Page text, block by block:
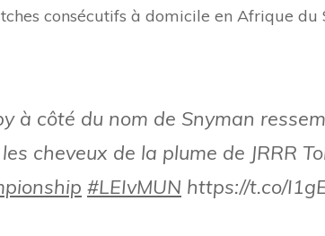
consécutifs à domicile en Afrique du
à côté du nom de Snyman
cheveux de la plume de JRRR
#LEIvMUN https://t.co/